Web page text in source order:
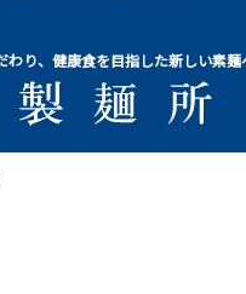
り、健康食を目指した新しい素麺